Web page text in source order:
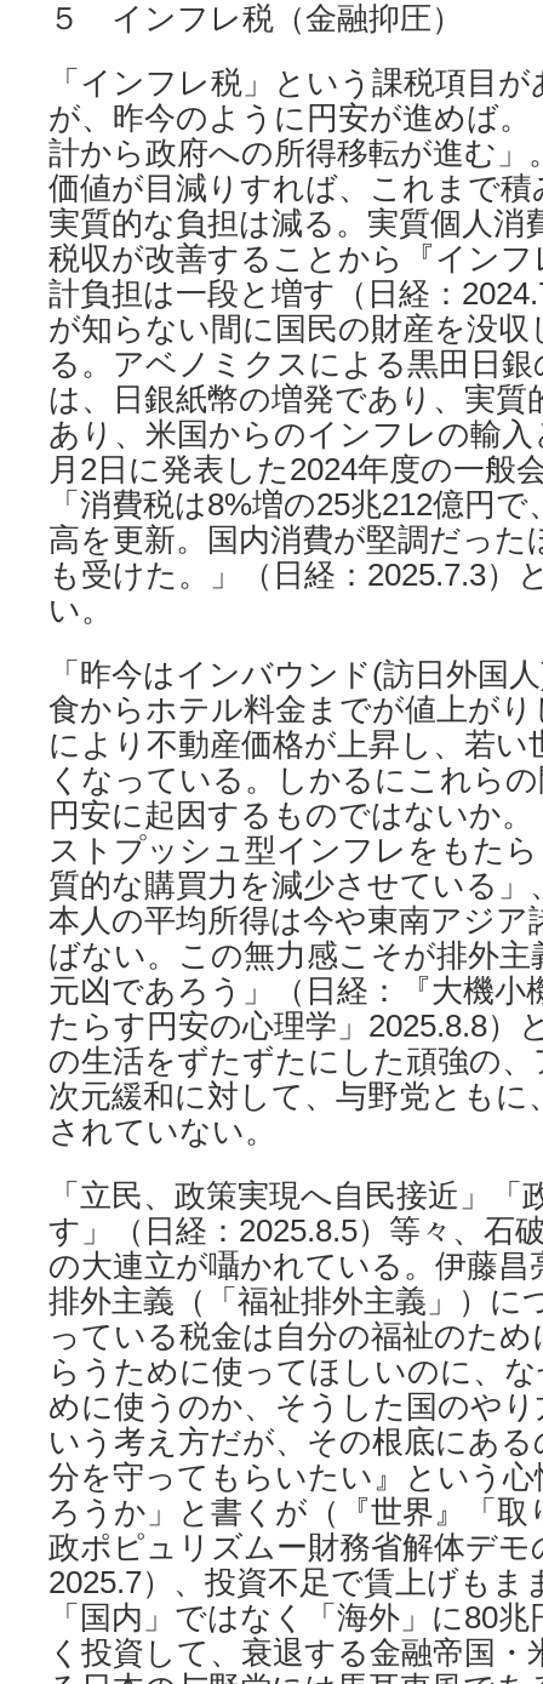
５ インフレ税（金融抑圧）
「インフレ税」という課税項目
が、昨今のように円安が進めば
計から政府への所得移転が進む」
価値が目減りすれば、これまで
実質的な負担は減る。実質個人消
税収が改善することから『イン
計負担は一段と増す（日経：
が知らない間に国民の財産を没
る。アベノミクスによる黒田日
は、日銀紙幣の増発であり、実質
あり、米国からのインフレの輸
月2日に発表した2024年度の一般
「消費税は8%増の25兆212億円
高を更新。国内消費が堅調だった
も受けた。」（日経：2025.7.3）
い。
「昨今はインバウンド(訪日外国
食からホテル料金までが値上が
により不動産価格が上昇し、若
くなっている。しかるにこれら
円安に起因するものではないか
ストプッシュ型インフレをもた
質的な購買力を減少させている」
本人の平均所得は今や東南アジア
ばない。この無力感こそが排外
元凶であろう」（日経：『大機小
たらす円安の心理学」2025.8.8）
の生活をずたずたにした頑強の
次元緩和に対して、与野党とも
されていない。
「立民、政策実現へ自民接近」「
す」（日経：2025.8.5）等々、石
の大連立が囁かれている。伊藤昌
排外主義（「福祉排外主義」）に
っている税金は自分の福祉のた
らうために使ってほしいのに、
めに使うのか、そうした国のや
いう考え方だが、その根底にあ
分を守ってもらいたい』という
ろうか」と書くが（『世界』「
政ポピュリズムー財務省解体デモ
2025.7）、投資不足で賃上げもま
「国内」ではなく「海外」に80
く投資して、衰退する金融帝国